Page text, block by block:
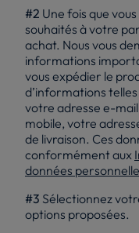
#2 Une fois que
souhaités à votre
achat. Nous vous
informations
vous expédier le
d’informations
votre adresse e-
mobile, votre
de livraison. Ces
conformément aux
données
#3 Sélectionnez
options proposées.